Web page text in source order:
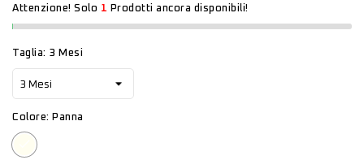
Attenzione! Solo 1 Prodotti ancora disponibili!
Taglia: 3 Mesi
Colore: Panna
Panna